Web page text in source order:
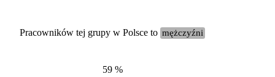
Pracowników tej grupy w Polsce to mężczyźni
59 %